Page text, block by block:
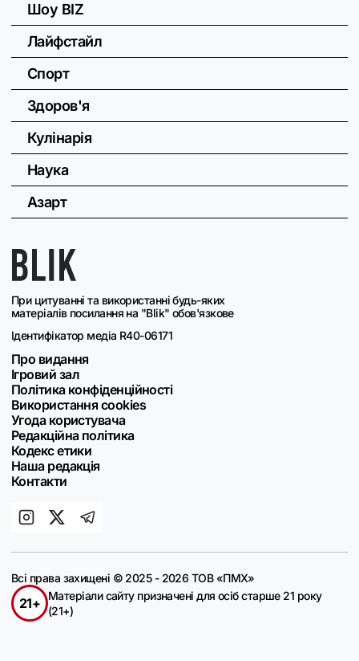
При цитуванні та використанні будь-яких
матеріалів посилання на "Blik" обов'язкове
Ідентифікатор медіа R40-06171
Про видання
Ігровий зал
Політика конфіденційності
Використання cookies
Угода користувача
Редакційна політика
Кодекс етики
Наша редакція
Контакти
Шоу BIZ
Лайфстайл
Спорт
Здоров'я
Кулінарія
Наука
Азарт
Всі права захищені © 2025 - 2026 ТОВ «ПМХ»
21+
Матеріали сайту призначені для осіб старше 21 року
(21+)